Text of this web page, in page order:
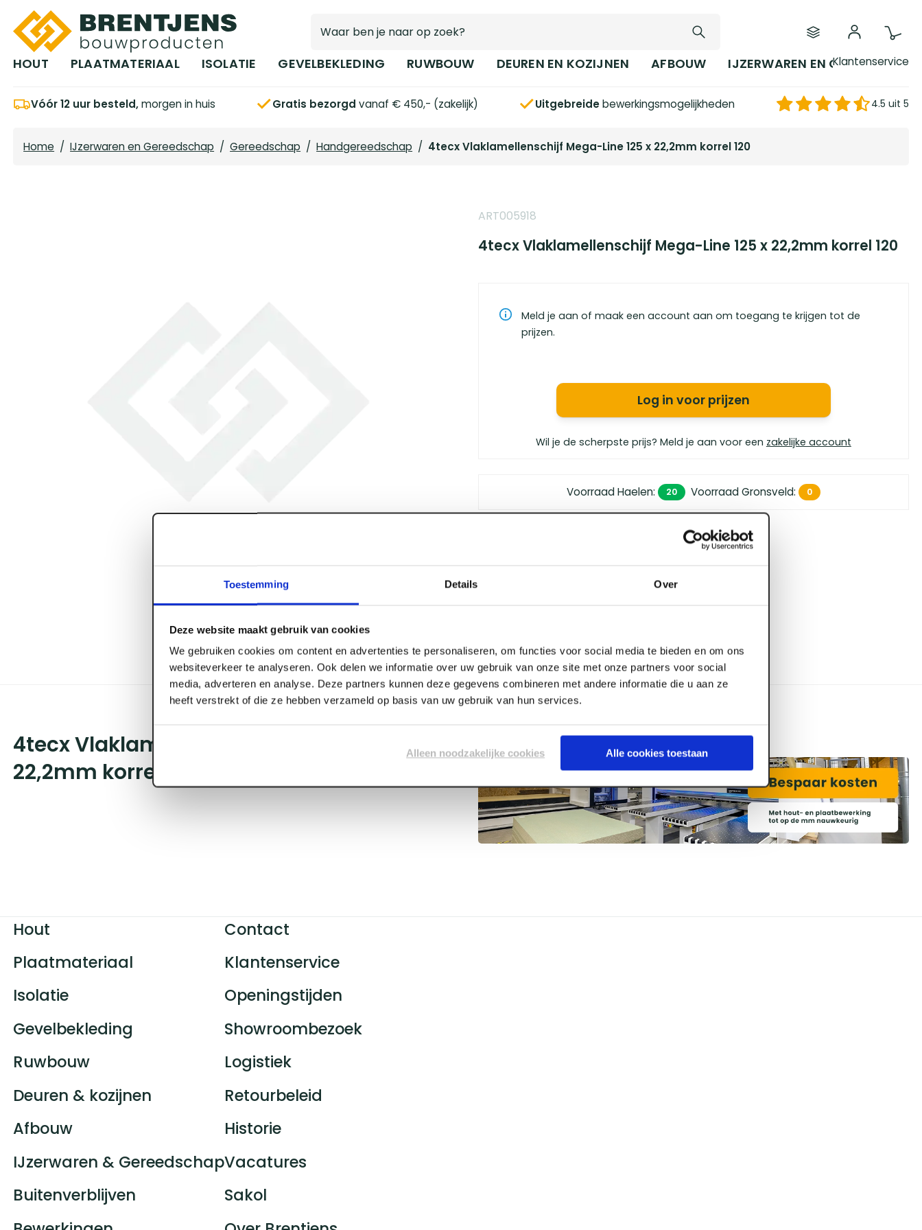
Toestemming Details Over
Deze website maakt gebruik van cookies
We gebruiken cookies om content en advertenties te personaliseren, om functies voor social media te bieden en om ons
websiteverkeer te analyseren. Ook delen we informatie over uw gebruik van onze site met onze partners voor social
media, adverteren en analyse. Deze partners kunnen deze gegevens combineren met andere informatie die u aan ze
heeft verstrekt of die ze hebben verzameld op basis van uw gebruik van hun services.
Alleen noodzakelijke cookies Alle cookies toestaan
Ga naar hoofdinhoud
HOUT PLAATMATERIAAL ISOLATIE GEVELBEKLEDING RUWBOUW DEUREN EN KOZIJNEN AFBOUW IJZERWAREN EN GEREEDSCHAP
Klantenservice
Vóór 12 uur besteld,morgen in huis Gratis bezorgd vanaf € 450,- (zakelijk) Uitgebreidebewerkingsmogelijkheden 4.5 uit 5
Home / IJzerwaren en Gereedschap / Gereedschap / Handgereedschap / 4tecx Vlaklamellenschijf Mega-Line 125 x 22,2mm korrel 120
ART005918
4tecx Vlaklamellenschijf Mega-Line 125 x 22,2mm korrel 120
Meld je aan of maak een account aan om toegang te krijgen tot de
prijzen.
Log in voor prijzen
Wil je de scherpste prijs? Meld je aan voor een zakelijke account
Voorraad Haelen: 20 Voorraad Gronsveld: 0
vanaf € 450,- (zakelijk)
een 4.5 uit 5
4tecx Vlaklamellenschijf Mega-Line 125 x
22,2mm korrel 120
Hout
Plaatmateriaal
Isolatie
Gevelbekleding
Ruwbouw
Deuren & kozijnen
Afbouw
IJzerwaren & Gereedschap
Buitenverblijven
Contact
Klantenservice
Openingstijden
Showroombezoek
Logistiek
Retourbeleid
Historie
Vacatures
Sakol